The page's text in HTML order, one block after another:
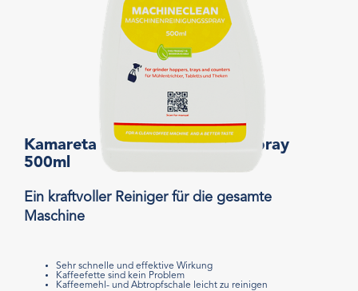
Kamareta Machinenreinigung spray
500ml
Ein kraftvoller Reiniger für die gesamte
Maschine
Sehr schnelle und effektive Wirkung
Kaffeefette sind kein Problem
Kaffeemehl- und Abtropfschale leicht zu reinigen